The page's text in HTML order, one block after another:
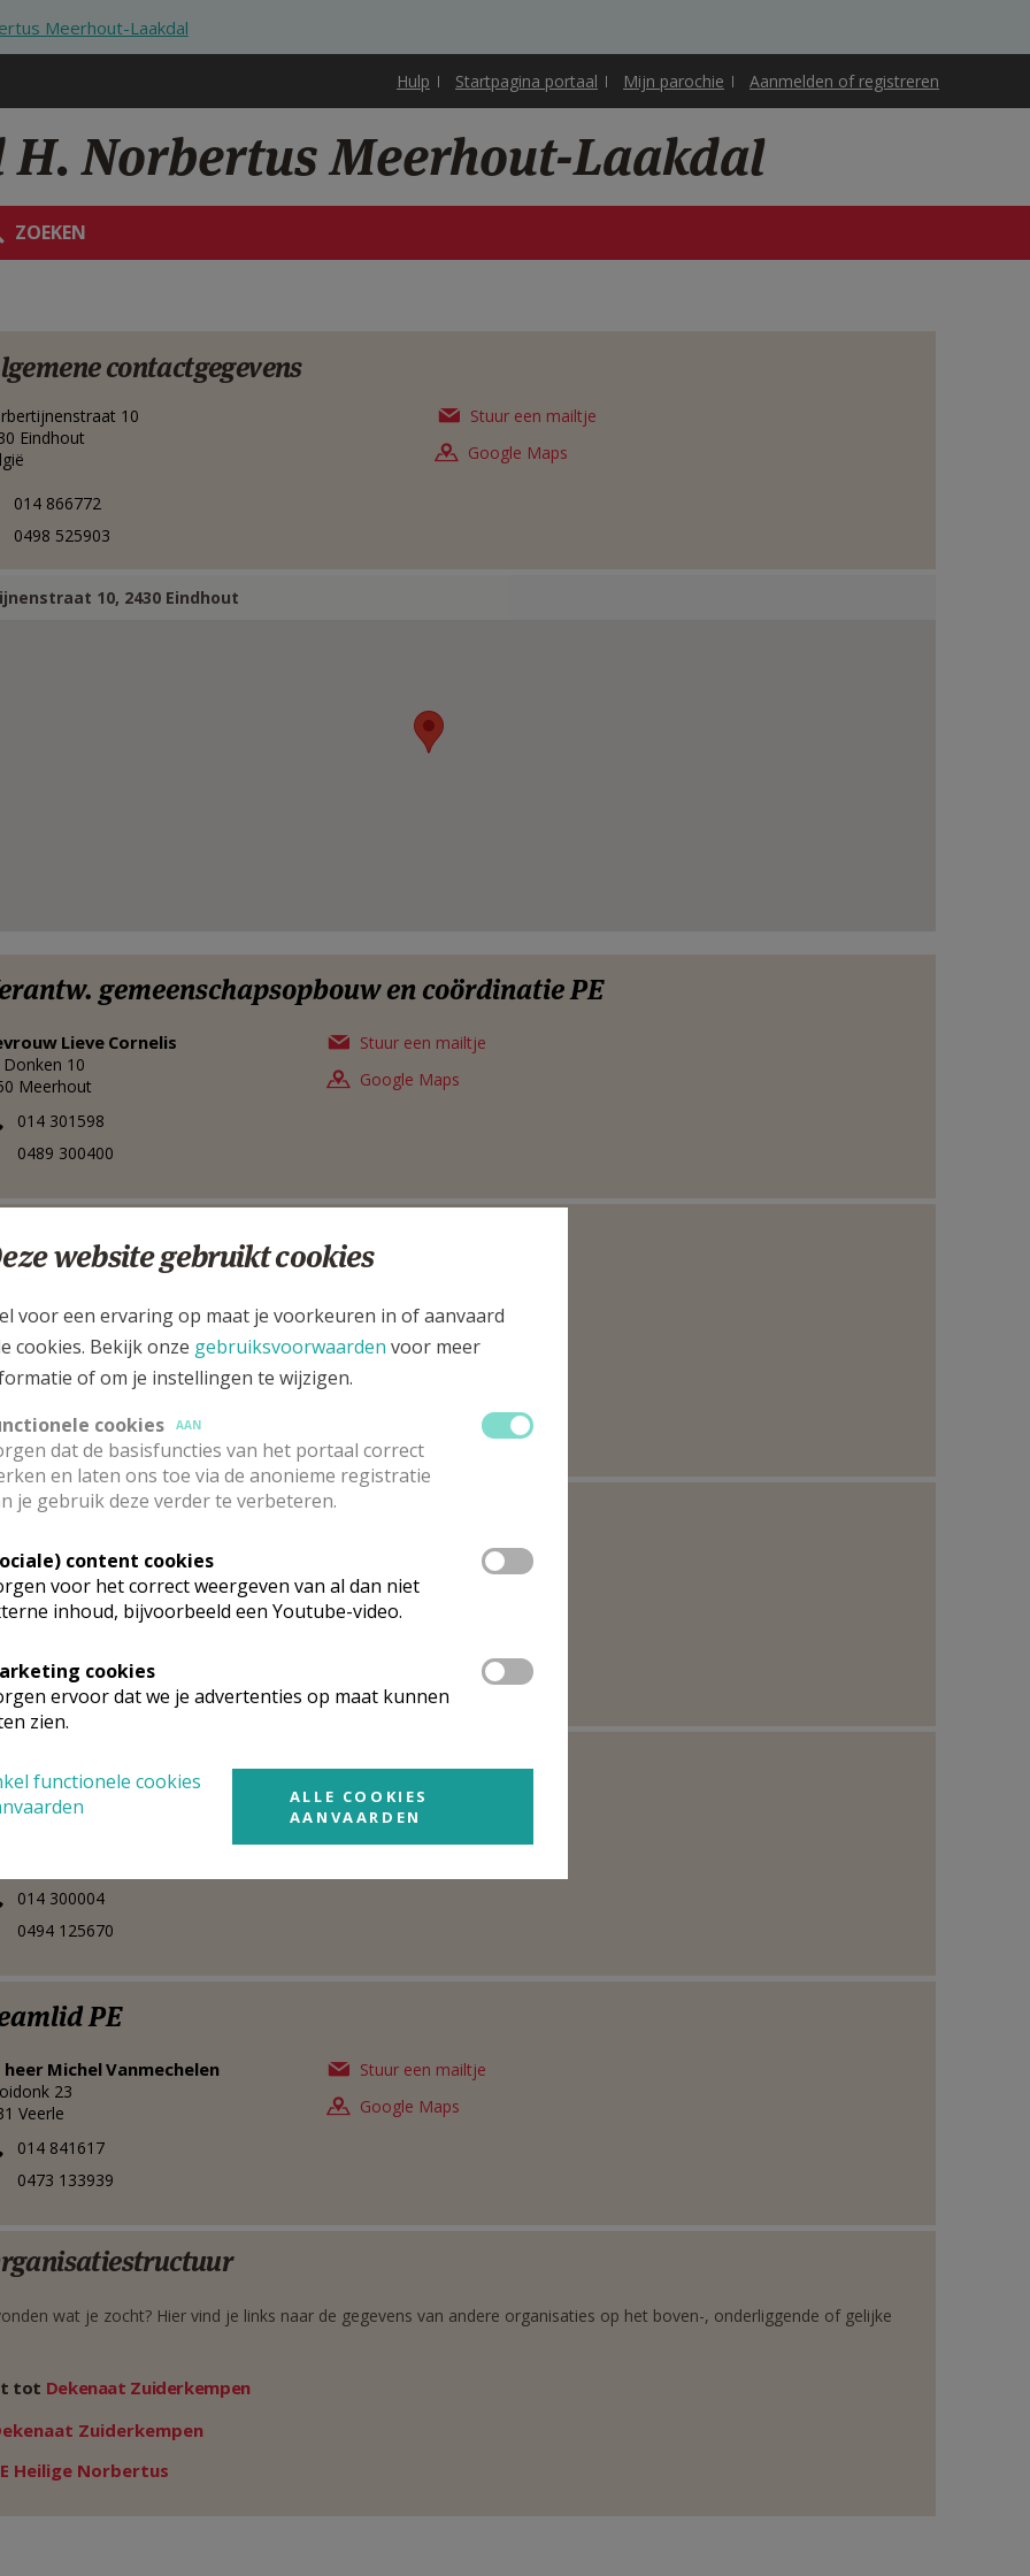
Meerhout-Laakdal
Hulp Startpagina portaal Mijn parochie Aanmelden of registreren
H. Norbertus Meerhout-Laakdal
ZOEKEN
contactgegevens
10
Eindhout
014 866772
0498 525903
Stuur een mailtje
Google Maps
10, 2430 Eindhout
gemeenschapsopbouw en coördinatie PE
Lieve Cornelis
Donken 10
Meerhout
014 301598
0489 300400
Stuur een mailtje
Google Maps
gemeenschapsopbouw PE
10
Eindhout
013 780440
013 780439
Google Maps
liturgie en gebed PE
heerRenéHendrickx
12
Meerhout
0494 777669
Stuur een mailtje
Google Maps
diaconie en solidariteit PE
heer Marc
014 300004
0494 125670
Stuur een mailtje
PE
heerMichelVanmechelen
23
Veerle
014 841617
0473 133939
Stuur een mailtje
Google Maps
wat je zocht? Hier vind je links naar de gegevens van andere organisaties op het boven-, onderliggende of gelijke
tot Dekenaat Zuiderkempen
Zuiderkempen
Heilige Norbertus
website gebruikt cookies
voor een ervaring op maat je voorkeuren in of aanvaard
cookies. Bekijk onze gebruiksvoorwaarden voor meer
of om je instellingen te wijzigen.
cookies
AAN
dat de basisfuncties van het portaal correct
en laten ons toe via de anonieme registratie
je gebruik deze verder te verbeteren.
content cookies
voor het correct weergeven van al dan niet
inhoud, bijvoorbeeld een Youtube-video.
cookies
ervoor dat we je advertenties op maat kunnen
zien.
functionele cookies
ALLE COOKIES
AANVAARDEN